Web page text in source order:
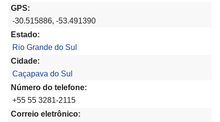
GPS:
-30.515886, -53.491390
Estado:
Rio Grande do Sul
Cidade:
Caçapava do Sul
Número do telefone:
+55 55 3281-2115
Correio eletrônico: